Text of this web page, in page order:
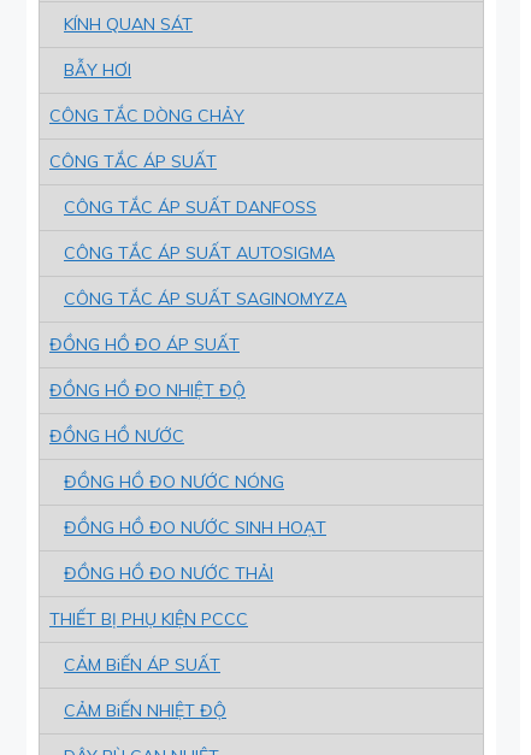
KÍNH QUAN SÁT
BẪY HƠI
CÔNG TẮC DÒNG CHẢY
CÔNG TẮC ÁP SUẤT
CÔNG TẮC ÁP SUẤT DANFOSS
CÔNG TẮC ÁP SUẤT AUTOSIGMA
CÔNG TẮC ÁP SUẤT SAGINOMYZA
ĐỒNG HỒ ĐO ÁP SUẤT
ĐỒNG HỒ ĐO NHIỆT ĐỘ
ĐỒNG HỒ NƯỚC
ĐỒNG HỒ ĐO NƯỚC NÓNG
ĐỒNG HỒ ĐO NƯỚC SINH HOẠT
ĐỒNG HỒ ĐO NƯỚC THẢI
THIẾT BỊ PHỤ KIỆN PCCC
CẢM BiẾN ÁP SUẤT
CẢM BiẾN NHIỆT ĐỘ